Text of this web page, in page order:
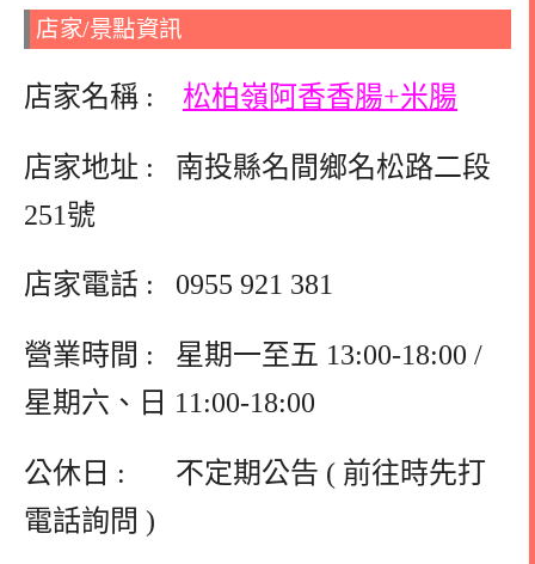
店家/景點資訊
店家名稱 : 松柏嶺阿香香腸+米腸
店家地址 : 南投縣名間鄉名松路二段
251號
店家電話 : 0955 921 381
營業時間 : 星期一至五 13:00-18:00 /
星期六、日 11:00-18:00
公休日 : 不定期公告 ( 前往時先打
電話詢問 )